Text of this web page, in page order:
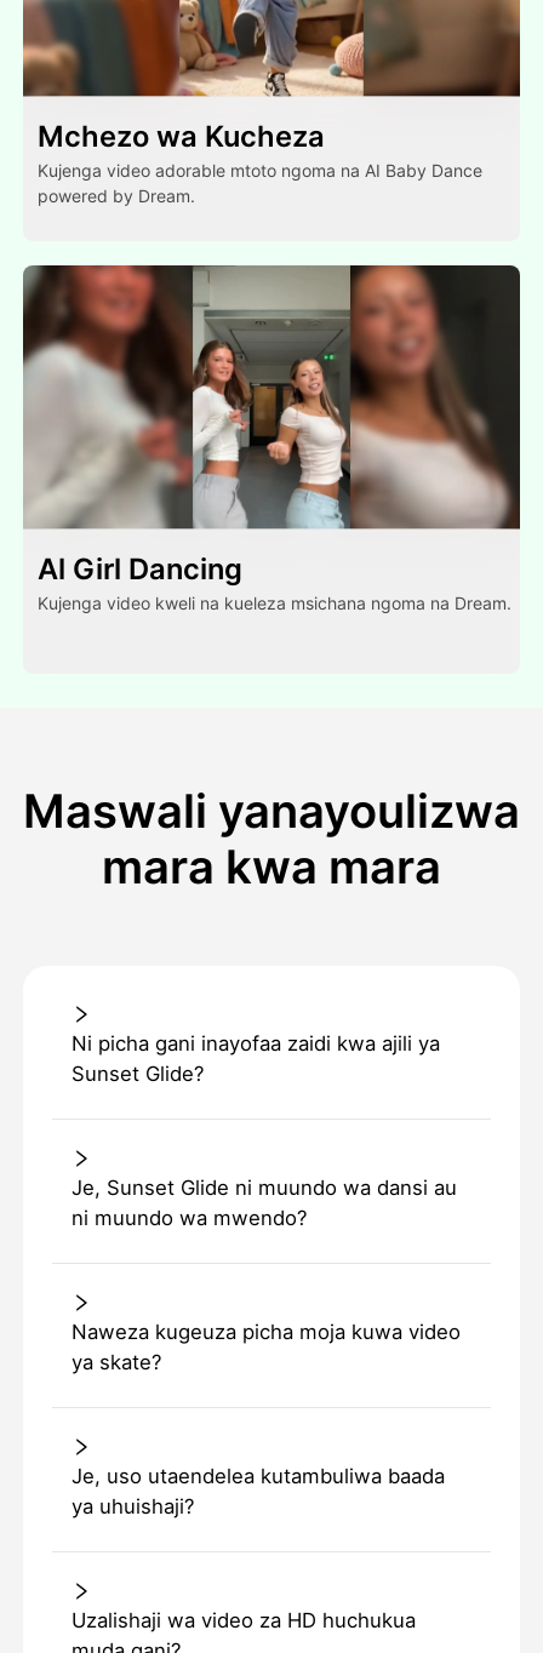
Mchezo wa Kucheza
Kujenga video adorable mtoto ngoma na AI Baby Dance
powered by Dream.
Al Girl Dancing
Kujenga video kweli na kueleza msichana ngoma na Dream.
Maswali yanayoulizwa
mara kwa mara
Ni picha gani inayofaa zaidi kwa ajili ya
Sunset Glide?
Je, Sunset Glide ni muundo wa dansi au
ni muundo wa mwendo?
Naweza kugeuza picha moja kuwa video
ya skate?
Je, uso utaendelea kutambuliwa baada
ya uhuishaji?
Uzalishaji wa video za HD huchukua